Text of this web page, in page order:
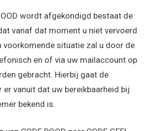
wordt afgekondigd bestaat de
vanaf dat moment u niet vervoerd
voorkomende situatie zal u door de
en of via uw mailaccount op
gebracht. Hierbij gaat de
er vanuit dat uw bereikbaarheid bij
bekend is.